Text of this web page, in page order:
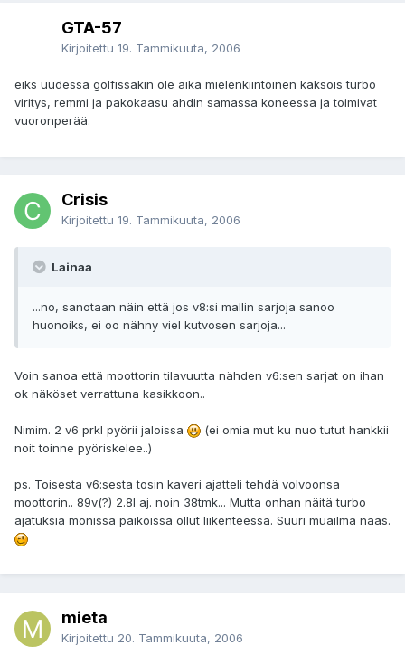
GTA-57
Kirjoitettu 19. Tammikuuta, 2006
eiks uudessa golfissakin ole aika mielenkiintoinen kaksois turbo
viritys, remmi ja pakokaasu ahdin samassa koneessa ja toimivat
vuoronperää.
Crisis
Kirjoitettu 19. Tammikuuta, 2006
Lainaa
...no, sanotaan näin että jos v8:si mallin sarjoja sanoo
huonoiks, ei oo nähny viel kutvosen sarjoja...
Voin sanoa että moottorin tilavuutta nähden v6:sen sarjat on ihan
ok näköset verrattuna kasikkoon..
Nimim. 2 v6 prkl pyörii jaloissa
(ei omia mut ku nuo tutut hankkii
noit toinne pyöriskelee..)
ps. Toisesta v6:sesta tosin kaveri ajatteli tehdä volvoonsa
moottorin.. 89v(?) 2.8l aj. noin 38tmk... Mutta onhan näitä turbo
ajatuksia monissa paikoissa ollut liikenteessä. Suuri muailma nääs.
mieta
Kirjoitettu 20. Tammikuuta, 2006